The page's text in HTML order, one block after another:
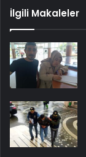
İlgili Makaleler